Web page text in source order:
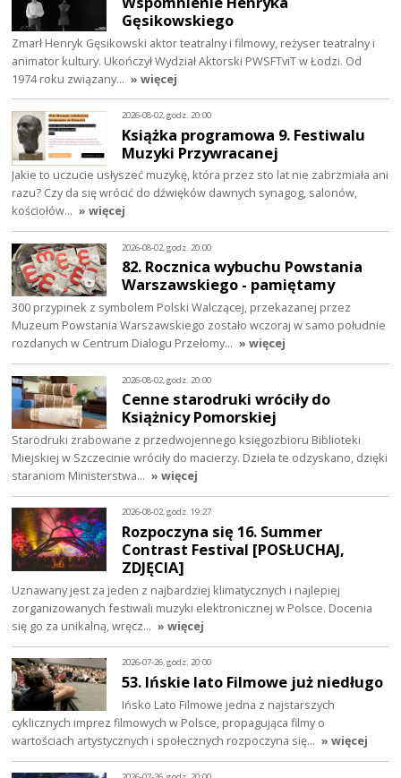
Gęsikowskiego
Zmarł Henryk Gęsikowski aktor teatralny i filmowy, reżyser teatralny i
animator kultury. Ukończył Wydział Aktorski PWSFTviT w Łodzi. Od
1974 roku związany… » więcej
2026-08-02, godz. 20:00
Książka programowa 9. Festiwalu
Muzyki Przywracanej
Jakie to uczucie usłyszeć muzykę, która przez sto lat nie zabrzmiała ani
razu? Czy da się wrócić do dźwięków dawnych synagog, salonów,
kościołów… » więcej
2026-08-02, godz. 20:00
82. Rocznica wybuchu Powstania
Warszawskiego - pamiętamy
300 przypinek z symbolem Polski Walczącej, przekazanej przez
Muzeum Powstania Warszawskiego zostało wczoraj w samo południe
rozdanych w Centrum Dialogu Przełomy… » więcej
2026-08-02, godz. 20:00
Cenne starodruki wróciły do
Książnicy Pomorskiej
Starodruki zrabowane z przedwojennego księgozbioru Biblioteki
Miejskiej w Szczecinie wróciły do macierzy. Dzieła te odzyskano, dzięki
staraniom Ministerstwa… » więcej
2026-08-02, godz. 19:27
Rozpoczyna się 16. Summer
Contrast Festival [POSŁUCHAJ,
ZDJĘCIA]
Uznawany jest za jeden z najbardziej klimatycznych i najlepiej
zorganizowanych festiwali muzyki elektronicznej w Polsce. Docenia
się go za unikalną, wręcz… » więcej
2026-07-26, godz. 20:00
53. Ińskie lato Filmowe już niedługo
Ińsko Lato Filmowe jedna z najstarszych
cyklicznych imprez filmowych w Polsce, propagująca filmy o
wartościach artystycznych i społecznych rozpoczyna się… » więcej